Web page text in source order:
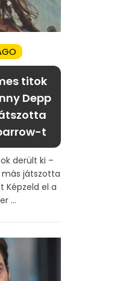
titok
Depp
t
derült ki –
játszotta
Képzeld el a
...